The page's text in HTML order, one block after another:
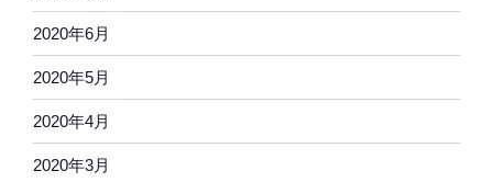
2020年6月
2020年5月
2020年4月
2020年3月